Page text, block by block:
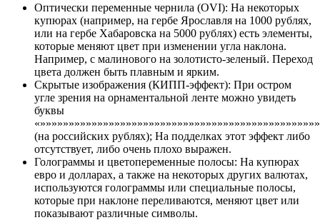
Оптически переменные чернила (OVI): На некоторых
купюрах (например, на гербе Ярославля на 1000 рублях,
или на гербе Хабаровска на 5000 рублях) есть элементы,
которые меняют цвет при изменении угла наклона.
Например, с малинового на золотисто-зеленый. Переход
цвета должен быть плавным и ярким.
Скрытые изображения (КИПП-эффект): При остром
угле зрения на орнаментальной ленте можно увидеть
буквы
(на российских рублях); На подделках этот эффект либо
отсутствует, либо очень плохо выражен.
Голограммы и цветопеременные полосы: На купюрах
евро и долларах, а также на некоторых других валютах,
используются голограммы или специальные полосы,
которые при наклоне переливаются, меняют цвет или
показывают различные символы.